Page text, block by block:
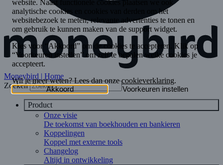
Moneybird | Home
Zoeken
Product
Onze visie
De toekomst van boekhouden en bankieren
Koppelingen
Koppel met externe tools
Changelog
Altijd in ontwikkeling